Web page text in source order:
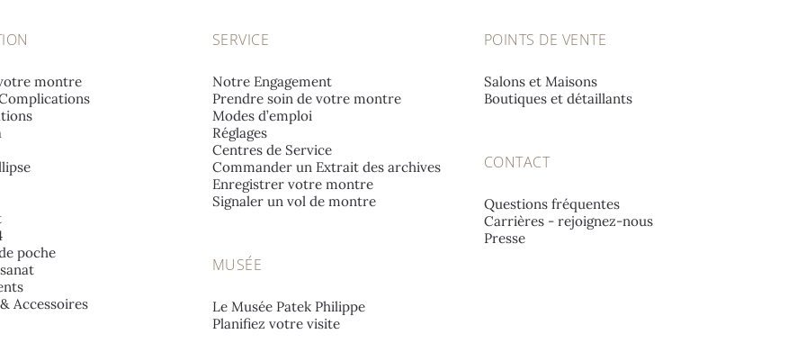
montre
poche
Accessoires
SERVICE
Notre Engagement
Prendre soin de votre montre
Modes d’emploi
Réglages
Centres de Service
Commander un Extrait des archives
Enregistrer votre montre
Signaler un vol de montre
MUSÉE
Le Musée Patek Philippe
Planifiez votre visite
POINTS DE VENTE
Salons et Maisons
Boutiques et détaillants
CONTACT
Questions fréquentes
Carrières - rejoignez-nous
Presse